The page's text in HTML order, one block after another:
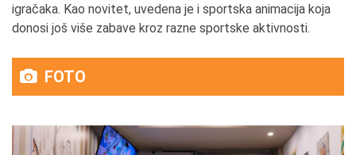
igračaka. Kao novitet, uvedena je i sportska animacija koja
donosi još više zabave kroz razne sportske aktivnosti.
FOTO